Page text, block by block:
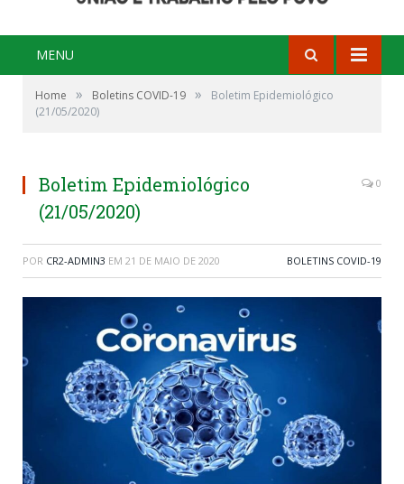
MENU
Home » Boletins COVID-19 »
Boletim Epidemiológico
(21/05/2020)
Boletim Epidemiológico
(21/05/2020)
0
POR CR2-ADMIN3 EM 21 DE MAIO DE 2020 BOLETINS COVID-19